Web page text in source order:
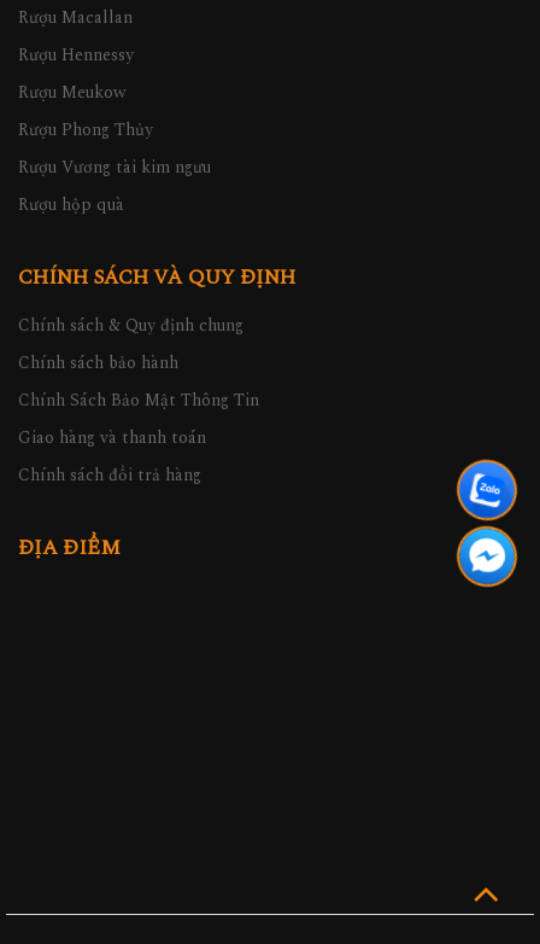
Rượu Macallan
Rượu Hennessy
Rượu Meukow
Rượu Phong Thủy
Rượu Vương tài kim ngưu
Rượu hộp quà
CHÍNH SÁCH VÀ QUY ĐỊNH
Chính sách & Quy định chung
Chính sách bảo hành
Chính Sách Bảo Mật Thông Tin
Giao hàng và thanh toán
Chính sách đổi trả hàng
ĐỊA ĐIỂM